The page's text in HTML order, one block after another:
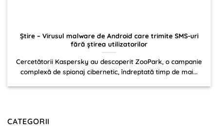
Știre – Virusul malware de Android care trimite SMS-uri
fără ştirea utilizatorilor
Cercetătorii Kaspersky au descoperit ZooPark, o campanie
complexă de spionaj cibernetic, îndreptată timp de mai...
CATEGORII